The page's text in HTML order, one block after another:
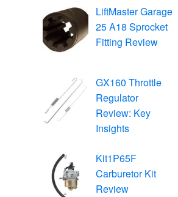
LiftMaster Garage
25 A18 Sprocket
Fitting Review
GX160 Throttle
Regulator
Review: Key
Insights
Kit1P65F
Carburetor Kit
Review